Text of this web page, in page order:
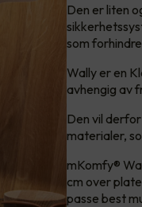
Den er liten
som
Wally er en
avhengig av
Den vil
materialer,
mKomfy®
cm over
passe best